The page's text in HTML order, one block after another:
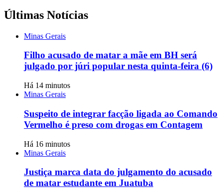
Últimas Notícias
Minas Gerais
Filho acusado de matar a mãe em BH será
julgado por júri popular nesta quinta-feira (6)
Há 14 minutos
Minas Gerais
Suspeito de integrar facção ligada ao Comando
Vermelho é preso com drogas em Contagem
Há 16 minutos
Minas Gerais
Justiça marca data do julgamento do acusado
de matar estudante em Juatuba